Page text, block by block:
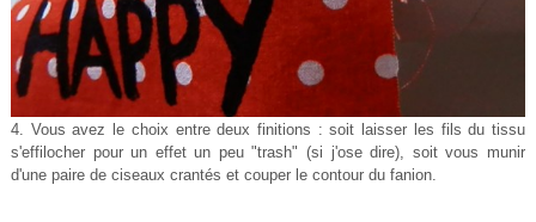
4. Vous avez le choix entre deux finitions : soit laisser les fils du tissu
s'effilocher pour un effet un peu "trash" (si j'ose dire), soit vous munir
d'une paire de ciseaux crantés et couper le contour du fanion.